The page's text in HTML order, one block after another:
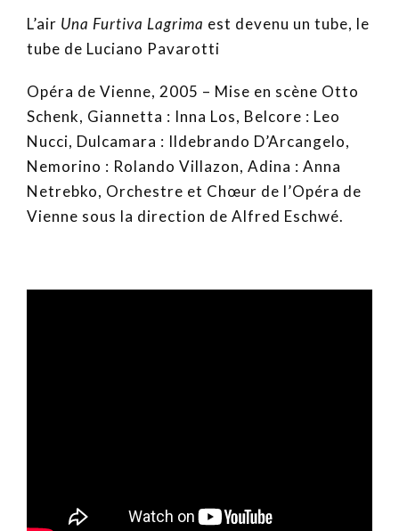
L’air Una Furtiva Lagrima est devenu un tube, le
tube de Luciano Pavarotti
Opéra de Vienne, 2005 – Mise en scène Otto
Schenk, Giannetta : Inna Los, Belcore : Leo
Nucci, Dulcamara : Ildebrando D’Arcangelo,
Nemorino : Rolando Villazon, Adina : Anna
Netrebko, Orchestre et Chœur de l’Opéra de
Vienne sous la direction de Alfred Eschwé.